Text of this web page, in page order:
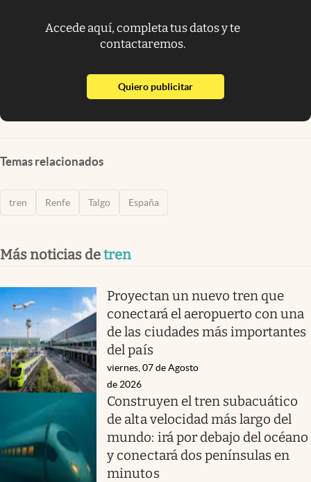
Accede aquí, completa tus datos y te
contactaremos.
Quiero publicitarabre en nueva pestaña
Temas relacionados
tren Renfe Talgo España
Más noticias detren
Proyectan un nuevo tren que
conectará el aeropuerto con una
de las ciudades más importantes
del país
viernes, 07 de Agosto
de 2026
Construyen el tren subacuático
de alta velocidad más largo del
mundo: irá por debajo del océano
y conectará dos penínsulas en
minutos